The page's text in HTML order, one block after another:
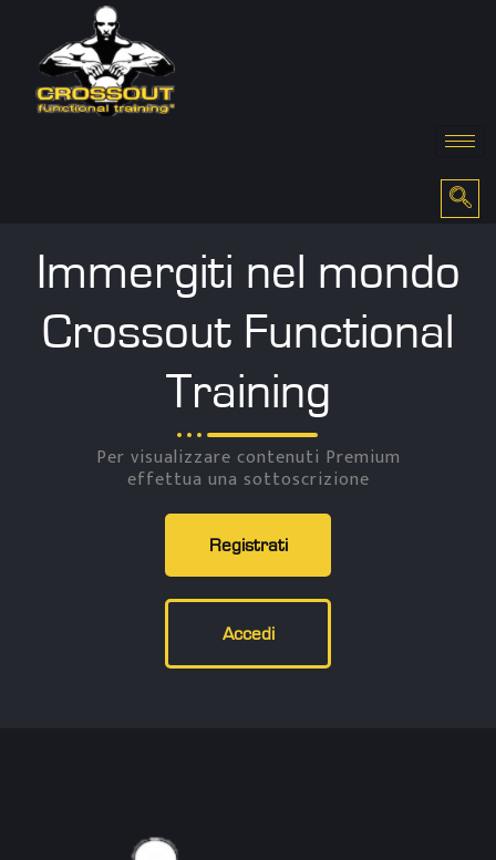
Immergiti nel mondo
Crossout Functional
Training
Per visualizzare contenuti Premium
effettua una sottoscrizione
Registrati
Accedi